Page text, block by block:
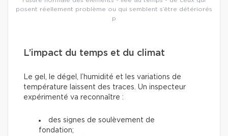
posent réellement problème ou qui semblent s’être détériorés
p
L’impact du temps et du climat
Le gel, le dégel, l’humidité et les variations de
température laissent des traces. Un inspecteur
expérimenté va reconnaître :
des signes de soulèvement de
fondation;